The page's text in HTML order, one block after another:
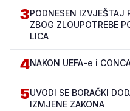
3PODNESEN IZVJEŠTAJ
ZBOG ZLOUPOTREBE
LICA
4NAKON UEFA-e i
5UVODI SE BORAČKI
IZMJENE ZAKONA